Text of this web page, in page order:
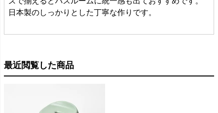
日本製のしっかりとした丁寧な作りです。
最近閲覧した商品